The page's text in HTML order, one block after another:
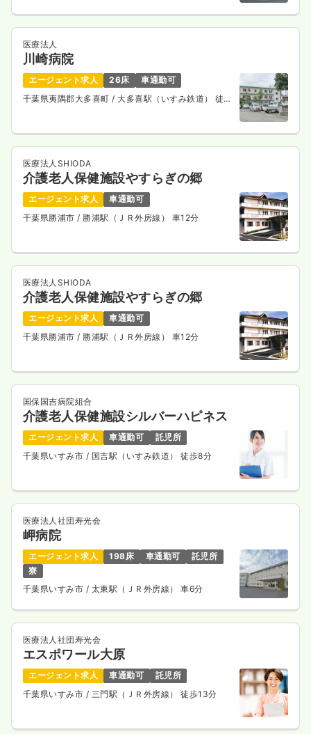
医療法人
川崎病院
エージェント求人 26床
車通勤可
千葉県夷隅郡大多喜町 / 大多喜駅（いすみ鉄道） 徒歩
医療法人SHIODA
介護老人保健施設やすらぎの郷
エージェント求人
車通勤可
千葉県勝浦市 / 勝浦駅（ＪＲ外房線） 車12分
医療法人SHIODA
介護老人保健施設やすらぎの郷
エージェント求人
車通勤可
千葉県勝浦市 / 勝浦駅（ＪＲ外房線） 車12分
国保国吉病院組合
介護老人保健施設シルバーハピネス
エージェント求人 車通勤可
託児所
千葉県いすみ市 / 国吉駅（いすみ鉄道） 徒歩8分
医療法人社団寿光会
岬病院
エージェント求人 198床 車通勤可
託児所
寮
千葉県いすみ市 / 太東駅（ＪＲ外房線） 車6分
医療法人社団寿光会
エスポワール大原
エージェント求人 車通勤可
託児所
千葉県いすみ市 / 三門駅（ＪＲ外房線） 徒歩13分